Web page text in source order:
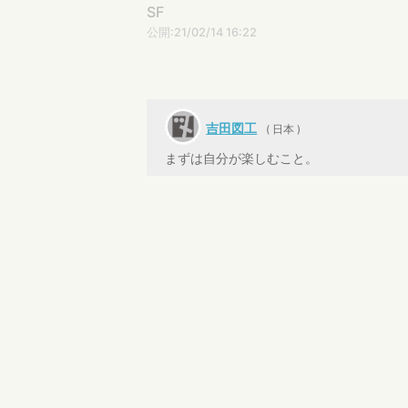
SF
公開:21/02/14 16:22
吉田図工 ( 日本 )
まずは自分が楽しむこと。